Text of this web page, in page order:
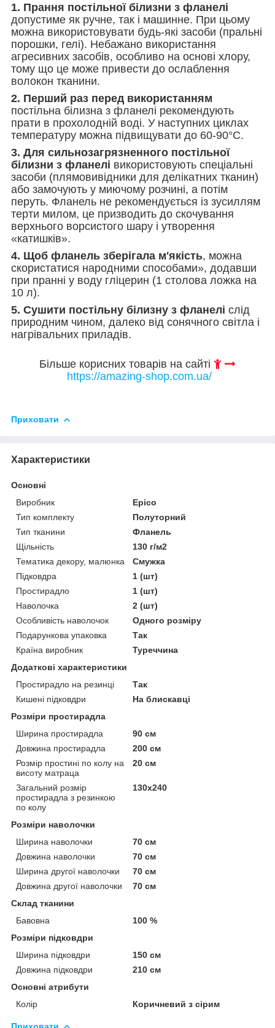
1. Прання постільної білизни з фланелі
допустиме як ручне, так і машинне. При цьому
можна використовувати будь-які засоби (пральні
порошки, гелі). Небажано використання
агресивних засобів, особливо на основі хлору,
тому що це може привести до ослаблення
волокон тканини.
2. Перший раз перед використанням
постільна білизна з фланелі рекомендують
прати в прохолодній воді. У наступних циклах
температуру можна підвищувати до 60-90°С.
3. Для сильнозагрязненного постільної
білизни з фланелі використовують спеціальні
засоби (плямовивідники для делікатних тканин)
або замочують у миючому розчині, а потім
перуть. Фланель не рекомендується із зусиллям
терти милом, це призводить до скочування
верхнього ворсистого шару і утворення
«катишків».
4. Щоб фланель зберігала м'якість, можна
скористатися народними способами», додавши
при пранні у воду гліцерин (1 столова ложка на
10 л).
5. Сушити постільну білизну з фланелі слід
природним чином, далеко від сонячного світла і
нагрівальних приладів.
Більше корисних товарів на сайті
https://amazing-shop.com.ua/
Приховати
Характеристики
Основні
Виробник
Epico
Тип комплекту
Полуторний
Тип тканини
Фланель
Щільність
130 г/м2
Тематика декору, малюнка
Смужка
Підковдра
1 (шт)
Простирадло
1 (шт)
Наволочка
2 (шт)
Особливість наволочок
Одного розміру
Подарункова упаковка
Так
Країна виробник
Туреччина
Додаткові характеристики
Простирадло на резинці
Так
Кишені підковдри
На блискавці
Розміри простирадла
Ширина простирадла
90 см
Довжина простирадла
200 см
Розмір простині по колу на
висоту матраца
20 см
Загальний розмір
простирадла з резинкою
по колу
130х240
Розміри наволочки
Ширина наволочки
70 см
Довжина наволочки
70 см
Ширина другої наволочки
70 см
Довжина другої наволочки
70 см
Склад тканини
Бавовна
100 %
Розміри підковдри
Ширина підковдри
150 см
Довжина підковдри
210 см
Основні атрибути
Колір
Коричневий з сірим
Приховати